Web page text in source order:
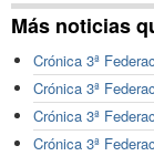
Más noticias
Crónica 3ª
Crónica 3ª
Crónica 3ª
Crónica 3ª